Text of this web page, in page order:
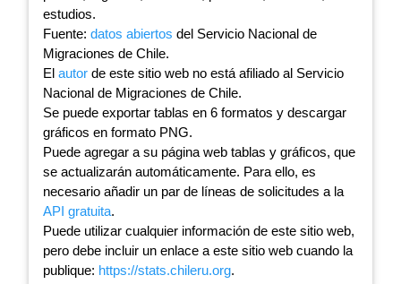
estudios.
Fuente: datos abiertos del Servicio Nacional de
Migraciones de Chile.
El autor de este sitio web no está afiliado al Servicio
Nacional de Migraciones de Chile.
Se puede exportar tablas en 6 formatos y descargar
gráficos en formato PNG.
Puede agregar a su página web tablas y gráficos, que
se actualizarán automáticamente. Para ello, es
necesario añadir un par de líneas de solicitudes a la
API gratuita.
Puede utilizar cualquier información de este sitio web,
pero debe incluir un enlace a este sitio web cuando la
publique: https://stats.chileru.org.